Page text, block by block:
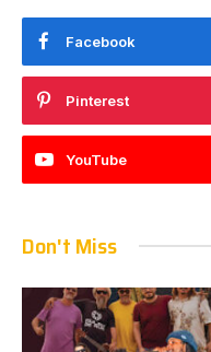
Facebook
Pinterest
YouTube
Don't Miss